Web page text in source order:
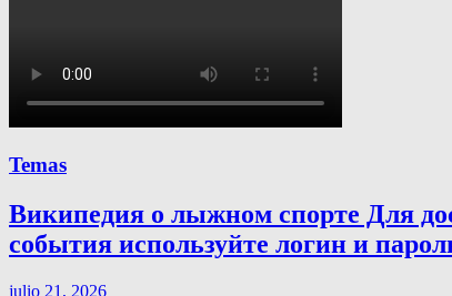
Temas
Википедия о лыжном спорте Для
события используйте логин и
julio 21, 2026